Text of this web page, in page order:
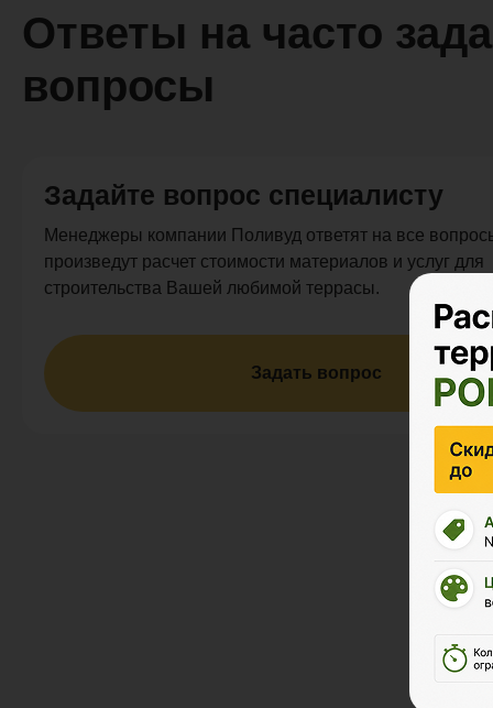
Ответы на часто
вопросы
Задайте вопрос специалисту
Менеджеры компании Поливуд ответят на все
произведут расчет стоимости материалов и услуг для
строительства Вашей любимой террасы.
Задать вопрос